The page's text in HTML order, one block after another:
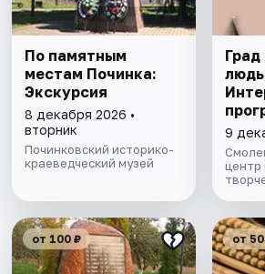
По памятным
местам Починка:
Экскурсия
8 декабря 2026 •
вторник
Починковский историко-
краеведческий музей
Град
9
центр
от 100 ₽ от